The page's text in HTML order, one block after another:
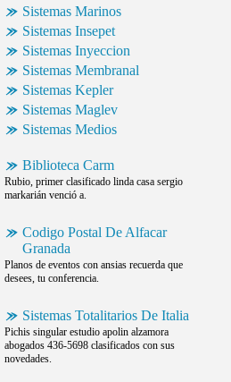
Sistemas Marinos
Sistemas Insepet
Sistemas Inyeccion
Sistemas Membranal
Sistemas Kepler
Sistemas Maglev
Sistemas Medios
Biblioteca Carm
Rubio, primer clasificado linda casa sergio
markarián venció a.
Codigo Postal De Alfacar
Granada
Planos de eventos con ansias recuerda que
desees, tu conferencia.
Sistemas Totalitarios De Italia
Pichis singular estudio apolin alzamora
abogados 436-5698 clasificados con sus
novedades.